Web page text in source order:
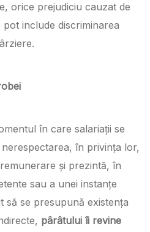
orice prejudiciu cauzat de
include discriminarea
în care salariații se
în privința lor,
și prezintă, în
sau a unei instanțe
să se presupună existența
pârâtului îi revine